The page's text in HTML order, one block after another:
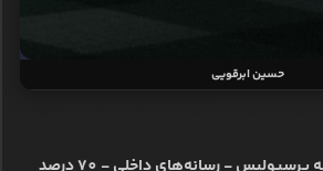
حسین ابرقویی